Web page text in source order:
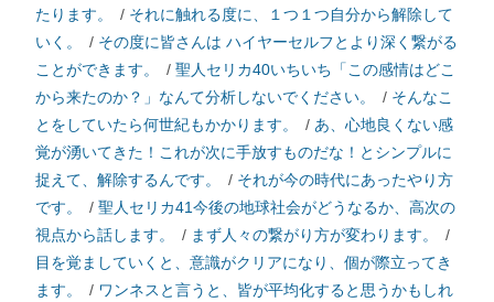
たります。
/ それに触れる度に、１つ１つ自分から解除して
いく。
/ その度に皆さんは ハイヤーセルフとより深く繋がる
ことができます。
/ 聖人セリカ40いちいち「この感情はどこ
から来たのか？」なんて分析しないでください。
/ そんなこ
とをしていたら何世紀もかかります。
/ あ、心地良くない感
覚が湧いてきた！これが次に手放すものだな！とシンプルに
捉えて、解除するんです。
/ それが今の時代にあったやり方
です。
/ 聖人セリカ41今後の地球社会がどうなるか、高次の
視点から話します。
/ まず人々の繋がり方が変わります。
/
目を覚ましていくと、意識がクリアになり、個が際立ってき
ます。
/ ワンネスと言うと、皆が平均化すると思うかもしれ